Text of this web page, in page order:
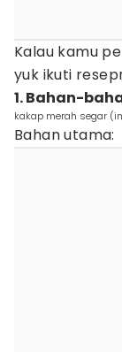
Kalau kamu
yuk ikuti
1. Bahan-
kakap merah segar
Bahan utama: